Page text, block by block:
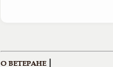
О ВЕТЕРАНЕ |